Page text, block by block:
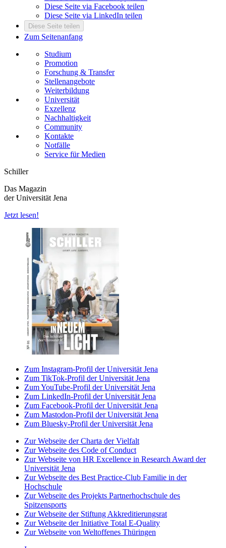
Diese Seite via Facebook teilen
Diese Seite via LinkedIn teilen
Diese Seite teilen
Zum Seitenanfang
Studium
Promotion
Forschung & Transfer
Stellenangebote
Weiterbildung
Universität
Exzellenz
Nachhaltigkeit
Community
Kontakte
Notfälle
Service für Medien
Schiller
Das Magazin
der Universität Jena
Jetzt lesen!
Zum Instagram-Profil der Universität Jena
Zum TikTok-Profil der Universität Jena
Zum YouTube-Profil der Universität Jena
Zum LinkedIn-Profil der Universität Jena
Zum Facebook-Profil der Universität Jena
Zum Mastodon-Profil der Universität Jena
Zum Bluesky-Profil der Universität Jena
Zur Webseite der Charta der Vielfalt
Zur Webseite des Code of Conduct
Zur Webseite von HR Excellence in Research Award der
Universität Jena
Zur Webseite des Best Practice-Club Familie in der
Hochschule
Zur Webseite des Projekts Partnerhochschule des
Spitzensports
Zur Webseite der Stiftung Akkreditierungsrat
Zur Webseite der Initiative Total E-Quality
Zur Webseite von Weltoffenes Thüringen